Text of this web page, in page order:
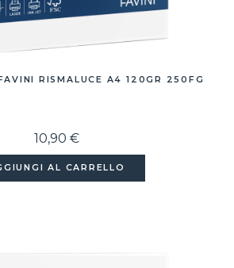
RISMALUCE A4 120GR 250FG
10,90 €
AL CARRELLO